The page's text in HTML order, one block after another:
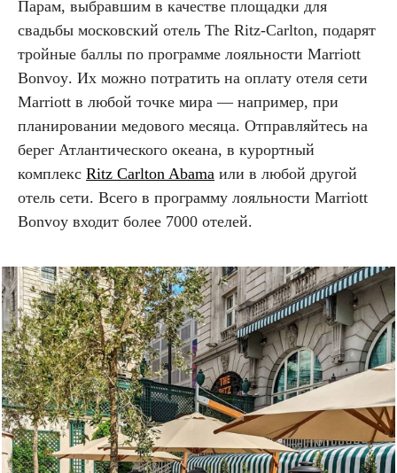
Парам, выбравшим в качестве площадки для
свадьбы московский отель The Ritz-Carlton, подарят
тройные баллы по программе лояльности Marriott
Bonvoy. Их можно потратить на оплату отеля сети
Marriott в любой точке мира — например, при
планировании медового месяца. Отправляйтесь на
берег Атлантического океана, в курортный
комплекс Ritz Carlton Abama или в любой другой
отель сети. Всего в программу лояльности Marriott
Bonvoy входит более 7000 отелей.